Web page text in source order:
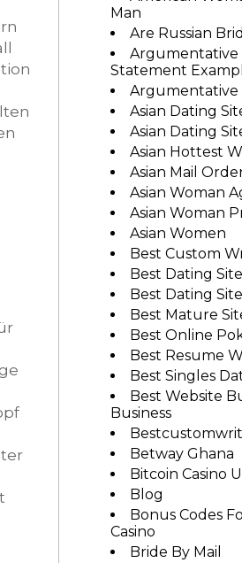
Man
Are Russian
Argumentative
Statement
Argumentative
Asian Dating
Asian Dating
Asian Hottest
Asian Mail
Asian Woman
Asian Woman
Asian Women
Best Custom
Best Dating
Best Dating
Best Mature
Best Online
Best Resume
Best Singles
Best Website
Business
Betway Ghana
Bitcoin Casino
Blog
Bonus Codes
Casino
Bride By Mail